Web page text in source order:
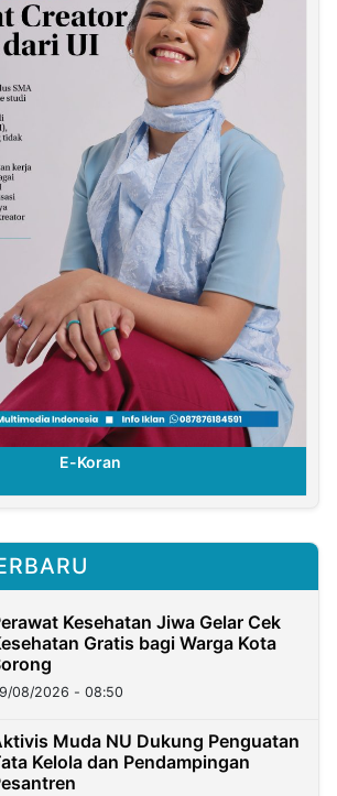
E-Koran
Kesehatan Jiwa Gelar Cek
Gratis bagi Warga Kota
08/2026 - 08:50
Muda NU Dukung Penguatan
Kelola dan Pendampingan